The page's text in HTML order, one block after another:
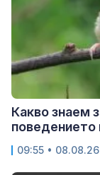
Какво знаем
поведението
09:55 • 08.08.26